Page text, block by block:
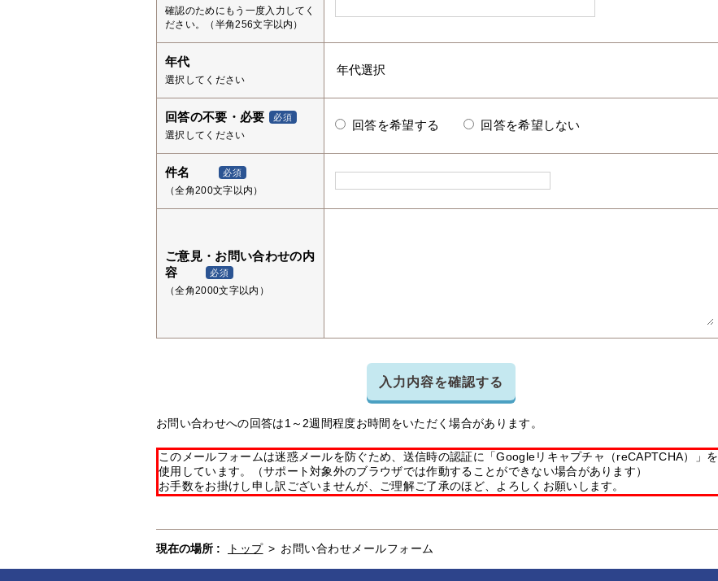
確認のためにもう一度入力してく
ださい。（半角256文字以内）
年代
選択してください
回答の不要・必要 必須
選択してください
回答を希望する 回答を希望しない
件名 必須
（全角200文字以内）
ご意見・お問い合わせの内
容
必須
（全角2000文字以内）
入力内容を確認する
お問い合わせへの回答は1～2週間程度お時間をいただく場合があります。
このメールフォームは迷惑メールを防ぐため、送信時の認証に「Googleリキャプチャ（reCAPTCHA）」を
使用しています。（サポート対象外のブラウザでは作動することができない場合があります）
お手数をお掛けし申し訳ございませんが、ご理解ご了承のほど、よろしくお願いします。
現在の場所 : トップ > お問い合わせメールフォーム